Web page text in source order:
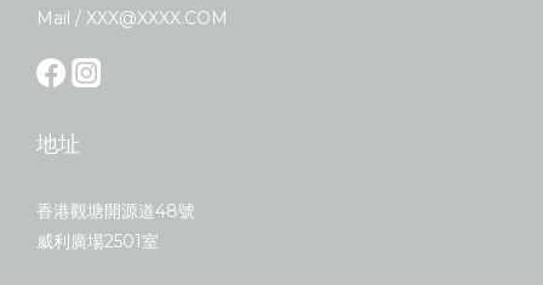
Mail / XXX@XXXX.COM
地址
香港觀塘開源道48號
威利廣場2501室